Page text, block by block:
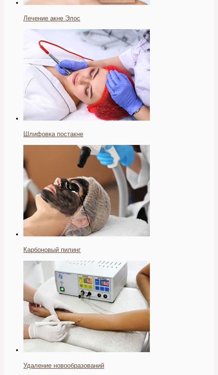
Лечение акне Элос
Шлифовка постакне
Карбоновый пилинг
Удаление новообразований